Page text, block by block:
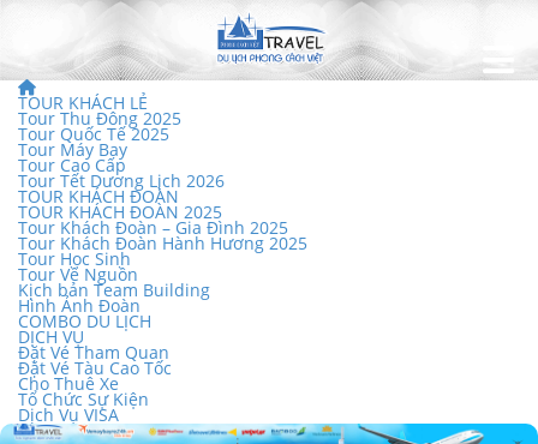
TOUR KHÁCH LẺ
Tour Thu Đông 2025
Tour Quốc Tế 2025
Tour Máy Bay
Tour Cao Cấp
Tour Tết Dương Lịch 2026
TOUR KHÁCH ĐOÀN
TOUR KHÁCH ĐOÀN 2025
Tour Khách Đoàn – Gia Đình 2025
Tour Khách Đoàn Hành Hương 2025
Tour Học Sinh
Tour Về Nguồn
Kịch bản Team Building
Hình Ảnh Đoàn
COMBO DU LỊCH
DỊCH VỤ
Đặt Vé Tham Quan
Đặt Vé Tàu Cao Tốc
Cho Thuê Xe
Tổ Chức Sự Kiện
Dịch Vụ VISA